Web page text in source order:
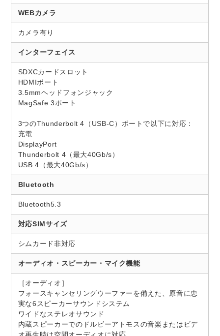
WEBカメラ
カメラ有り
インターフェイス
SDXCカードスロット
HDMIポート
3.5mmヘッドフォンジャック
MagSafe 3ポート
3つのThunderbolt 4（USB-C）ポートで以下に対応：
充電
DisplayPort
Thunderbolt 4（最大40Gb/s）
USB 4（最大40Gb/s）
Bluetooth
Bluetooth5.3
対応SIMサイズ
シムカード非対応
オーディオ・スピーカー・マイク機能
［オーディオ］
フォースキャンセリングウーファーを備えた、原音に忠
実な6スピーカーサウンドシステム
ワイドなステレオサウンド
内蔵スピーカーでのドルビーアトモスの音楽またはビデ